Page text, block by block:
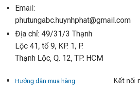
Email:
phutungabc.huynhphat@gmail.com
Địa chỉ: 49/31/3 Thạnh
Lộc 41, tổ 9, KP. 1, P.
Thạnh Lộc, Q. 12, TP. HCM
Hướng dẫn mua hàng Kết nối